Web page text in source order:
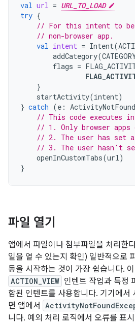
val url = URL_TO_LOAD
try {
// For this intent to be
// non-browser app.
val intent = Intent(
addCategory(
flags =
}
startActivity(intent)
} catch (e :
// This code executes
// 1. Only browser apps
// 2. The user has set
// 3. The user hasn't
openInCustomTabs(url)
}
파일 열기
앱에서 파일이나 첨부파일을 처리한
일을 열 수 있는지 확인) 일반적으로
동을 시작하는 것이 가장 쉽습니다.
ACTION_VIEW 인텐트 작업과 특정
함된 인텐트를 사용합니다. 기기에서
면 앱에서
니다. 예외 처리 로직에서 오류를 표